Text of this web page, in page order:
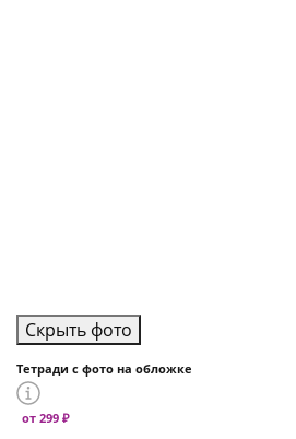
Скрыть фото
Тетради с фото на обложке
от 299 ₽